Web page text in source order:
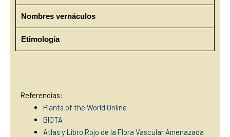
Nombres vernáculos
Etimología
Referencias:
Plants of the World Online
BIOTA
Atlas y Libro Rojo de la Flora Vascular Amenazada